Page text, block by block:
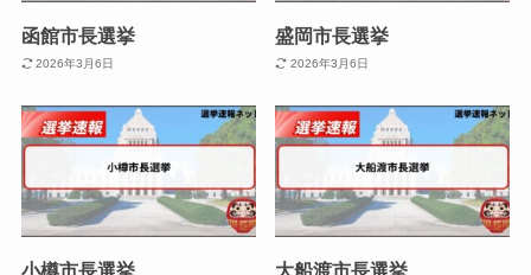
函館市長選挙
2026年3月6日
盛岡市長選挙
2026年3月6日
小樽市長選挙 大船渡市長選挙